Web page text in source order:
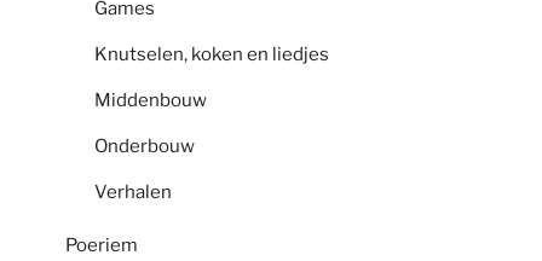
Games
Knutselen, koken en liedjes
Middenbouw
Onderbouw
Verhalen
Poeriem